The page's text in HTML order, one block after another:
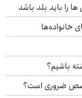
را باید بلد باشد
باشیم؟
ضروری است؟